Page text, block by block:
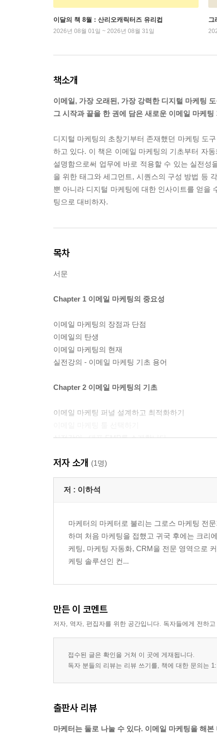
이달의 책 8월 : 산리오캐릭터즈 유리컵
2026년 08월 01일 ~ 2026년 08월 31일
그
책소개
이메일, 가장 오래된, 가장 강력한 디지털 마케팅
그 시작과 끝을 한 권에 담은 새로운 이메일 마케팅
디지털 마케팅의 초창기부터 존재했던 마케팅 도
하고 있다. 이 책은 이메일 마케팅의 기초부터 자
설명함으로써 업무에 바로 적용할 수 있는 실전
을 위한 태그와 세그먼트, 시퀀스의 구성 방법 등
뿐 아니라 디지털 마케팅에 대한 인사이트를 얻을
팅으로 대비하자.
목차
서문
Chapter 1 이메일 마케팅의 중요성
이메일 마케팅의 장점과 단점
이메일의 탄생
이메일 마케팅의 현재
실전강의 - 이메일 마케팅 기초 용어
Chapter 2 이메일 마케팅의 기초
이메일 마케팅 퍼널 설계하고 최적화하기
실전강의 - 대표 EMP를 소개합니다
Chapter 3 이메일 구독자 리스트 확장하기
구독폼 제작하기
실전강의 - 구독폼 빌더를 소개합니다
Chapter 4 브로드캐스트 이메일 작성부터 발송까지
Chapter 5 자동화 이메일 설계하기
자동화 이메일을 시작할 때 결정해야 할 것들
자동화 이메일 핵심 전략
저자 소개 (1명)
저 : 이하석
마케터의 마케터로 불리는 그로스 마케팅 전
하며 처음 마케팅을 접했고 귀국 후에는 크리
케팅, 마케팅 자동화, CRM을 전문 영역으로
케팅 솔루션인 컨...
만든 이 코멘트
저자, 역자, 편집자를 위한 공간입니다. 독자들에게 전하
접수된 글은 확인을 거쳐 이 곳에 게재됩니다.
독자 분들의 리뷰는 리뷰 쓰기를, 책에 대한 문의는
출판사 리뷰
마케터는 둘로 나눌 수 있다. 이메일 마케팅을 해